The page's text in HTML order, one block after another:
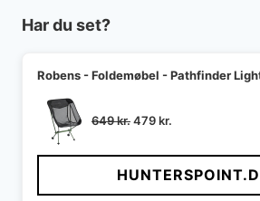
Har du set?
Robens - Foldemøbel - Pathfinder
649kr.Den
pris
var:
649 kr..
479kr.
pris
er:
479 kr..